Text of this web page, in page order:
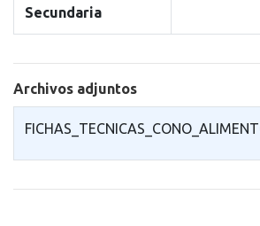
Secundaria
Archivos adjuntos